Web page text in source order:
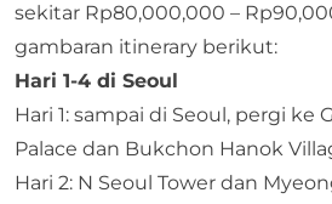
sekitar Rp80,000,000 –
gambaran itinerary berikut:
Hari 1-4 di Seoul
Hari 1: sampai di Seoul, pergi ke
Palace dan Bukchon Hanok
Hari 2: N Seoul Tower dan